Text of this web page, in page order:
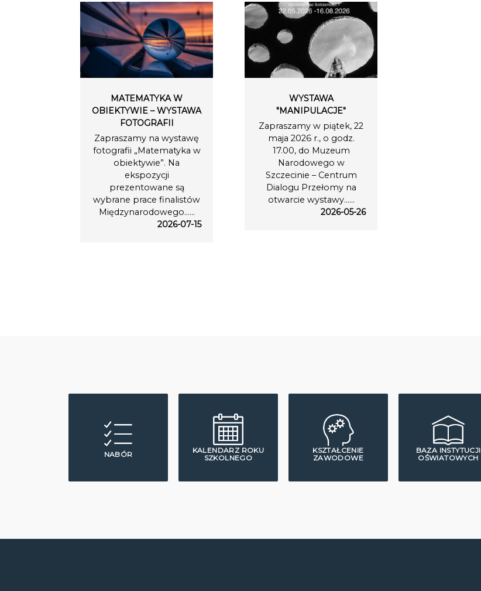
MATEMATYKA W
OBIEKTYWIE – WYSTAWA
FOTOGRAFII
Zapraszamy na wystawę
fotografii „Matematyka w
obiektywie”. Na
ekspozycji
prezentowane są
wybrane prace finalistów
Międzynarodowego…...
2026-07-15
WYSTAWA
"MANIPULACJE"
Zapraszamy w piątek, 22
maja 2026 r., o godz.
17.00, do Muzeum
Narodowego w
Szczecinie – Centrum
Dialogu Przełomy na
otwarcie wystawy…...
2026-05-26
NABÓR
KALENDARZ ROKU
SZKOLNEGO
KSZTAŁCENIE
ZAWODOWE
BAZA INSTYTUCJI
OŚWIATOWYCH